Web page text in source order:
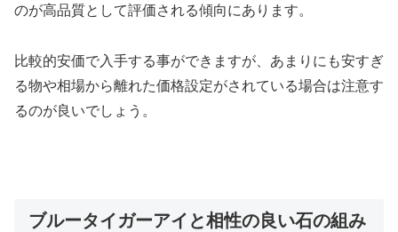
のが高品質として評価される傾向にあります。
比較的安価で入手する事ができますが、あまりにも安すぎ
る物や相場から離れた価格設定がされている場合は注意す
るのが良いでしょう。
ブルータイガーアイと相性の良い石の組み